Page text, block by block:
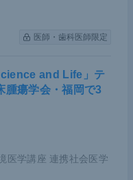
医師・歯科医師限定
and Life」テ
腫瘍学会・福岡で3
医学講座 連携社会医学